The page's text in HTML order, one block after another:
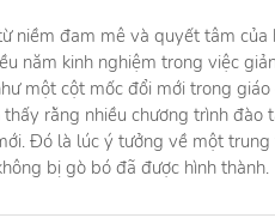
niềm đam mê và quyết tâm của
năm kinh nghiệm trong việc
một cột mốc đổi mới trong
rằng nhiều chương trình
Đó là lúc ý tưởng về một
bị gò bó đã được hình thành.